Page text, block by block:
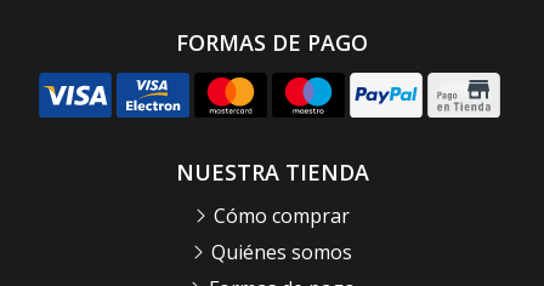
FORMAS DE PAGO
NUESTRA TIENDA
Cómo comprar
Quiénes somos